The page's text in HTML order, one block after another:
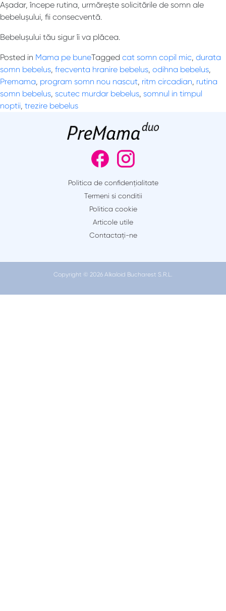
Așadar, începe rutina, urmărește solicitările de somn ale
bebelușului, fii consecventă.
Bebelușului tău sigur îi va plăcea.
Posted in Mama pe buneTagged cat somn copil mic, durata
somn bebelus, frecventa hranire bebelus, odihna bebelus,
Premama, program somn nou nascut, ritm circadian, rutina
somn bebelus, scutec murdar bebelus, somnul in timpul
noptii, trezire bebelus
Politica de confidențialitate
Termeni si conditii
Politica cookie
Articole utile
Contactaţi-ne
Copyright © 2026 Alkaloid Bucharest S.R.L.